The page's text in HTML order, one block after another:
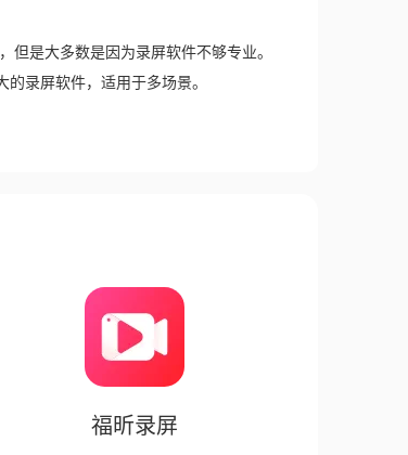
是大多数是因为录屏软件不够专业。
录屏软件，适用于多场景。
福昕录屏